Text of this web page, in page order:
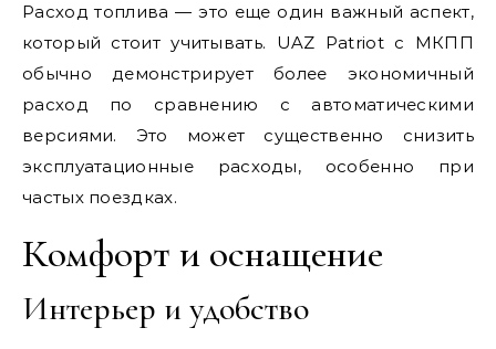
Расход топлива — это еще один важный аспект,
который стоит учитывать. UAZ Patriot с МКПП
обычно демонстрирует более экономичный
расход по сравнению с автоматическими
версиями. Это может существенно снизить
эксплуатационные расходы, особенно при
частых поездках.
Комфорт и оснащение
Интерьер и удобство